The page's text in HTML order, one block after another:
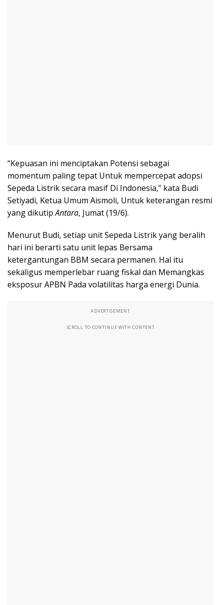
“Kepuasan ini menciptakan Potensi sebagai
momentum paling tepat Untuk mempercepat adopsi
Sepeda Listrik secara masif Di Indonesia,” kata Budi
Setiyadi, Ketua Umum Aismoli, Untuk keterangan resmi
yang dikutipAntara, Jumat (19/6).
Menurut Budi, setiap unit Sepeda Listrik yang beralih
hari ini berarti satu unit lepas Bersama
ketergantungan BBM secara permanen. Hal itu
sekaligus memperlebar ruang fiskal dan Memangkas
eksposur APBN Pada volatilitas harga energi Dunia.
ADVERTISEMENT
SCROLL TO CONTINUE WITH CONTENT